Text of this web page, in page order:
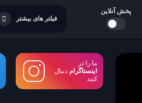
پخش آنلاین
فیلتر های بیشتر
ما را در
اینستاگرام دنبال
کنید